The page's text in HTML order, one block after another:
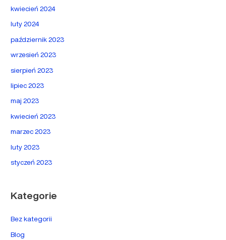
kwiecień 2024
luty 2024
październik 2023
wrzesień 2023
sierpień 2023
lipiec 2023
maj 2023
kwiecień 2023
marzec 2023
luty 2023
styczeń 2023
Kategorie
Bez kategorii
Blog